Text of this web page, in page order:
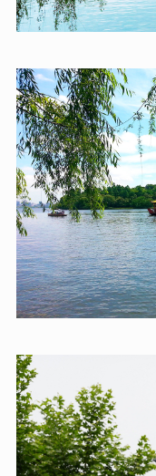
湖面，可近距離觀賞
波間，映照出靜謐
嫩綠、夏季碧波盪漾
如置身仙境。